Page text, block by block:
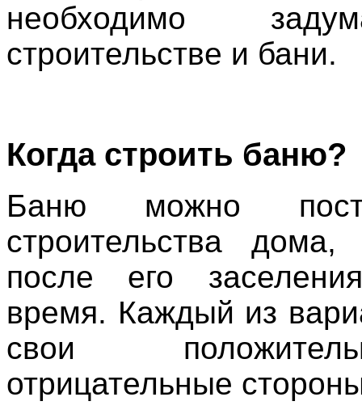
необходимо
строительстве и бани.
Когда строить баню?
Баню можно
строительства
после его
время. Каждый из
свои
отрицательные